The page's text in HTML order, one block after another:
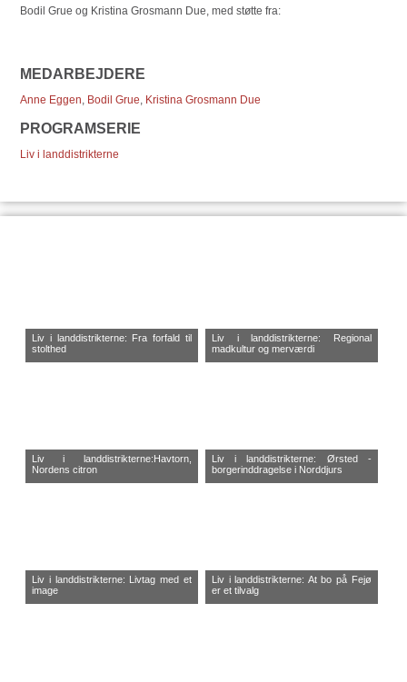
Bodil Grue og Kristina Grosmann Due, med støtte fra:
MEDARBEJDERE
Anne Eggen, Bodil Grue, Kristina Grosmann Due
PROGRAMSERIE
Liv i landdistrikterne
Liv i landdistrikterne: Fra forfald til
stolthed
Liv i landdistrikterne: Regional
madkultur og merværdi
Liv i landdistrikterne:Havtorn,
Nordens citron
Liv i landdistrikterne: Ørsted -
borgerinddragelse i Norddjurs
Liv i landdistrikterne: Livtag med et
image
Liv i landdistrikterne: At bo på Fejø
er et tilvalg